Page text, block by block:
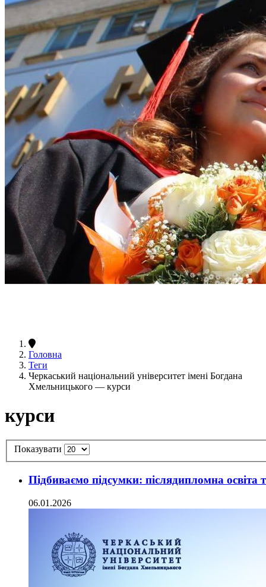
Головна
Теги
Черкаський національний університет імені Богдана
Хмельницького — курси
курси
Показувати
Підбиваємо підсумки: післядипломна освіта
06.01.2026